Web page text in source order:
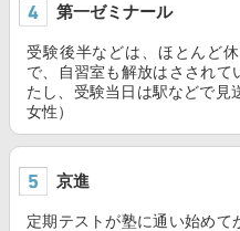
第一ゼミナール
受験後半などは、ほとんど
で、自習室も解放はさされ
たし、受験当日は駅などで見
女性）
京進
定期テストが塾に通い始めて